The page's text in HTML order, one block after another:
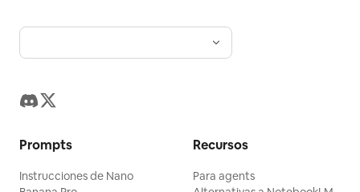
Prompts
Instrucciones de Nano
Recursos
Para agents